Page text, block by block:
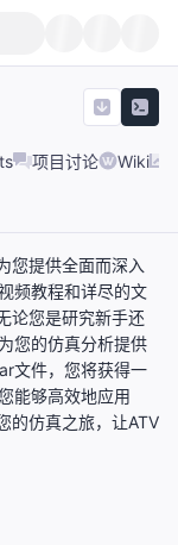
项目讨论 Wiki
您提供全面而深入
频教程和详尽的文
论您是研究新手还
您的仿真分析提供
文件，您将获得一
能够高效地应用
的仿真之旅，让ATV